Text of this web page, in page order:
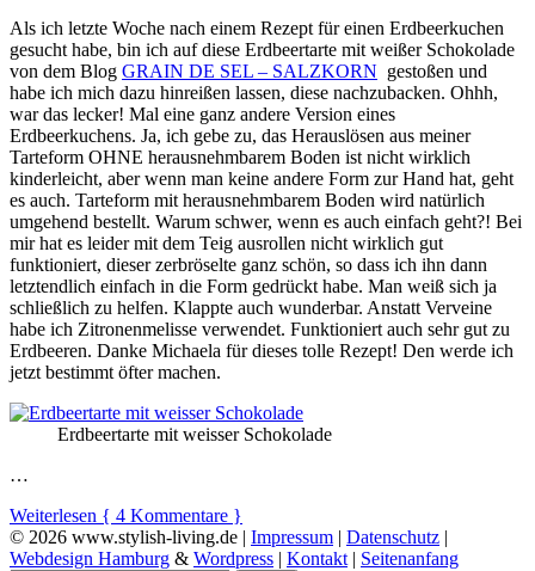
Als ich letzte Woche nach einem Rezept für einen Erdbeerkuchen
gesucht habe, bin ich auf diese Erdbeertarte mit weißer Schokolade
von dem Blog GRAIN DE SEL – SALZKORN gestoßen und
habe ich mich dazu hinreißen lassen, diese nachzubacken. Ohhh,
war das lecker! Mal eine ganz andere Version eines
Erdbeerkuchens. Ja, ich gebe zu, das Herauslösen aus meiner
Tarteform OHNE herausnehmbarem Boden ist nicht wirklich
kinderleicht, aber wenn man keine andere Form zur Hand hat, geht
es auch. Tarteform mit herausnehmbarem Boden wird natürlich
umgehend bestellt. Warum schwer, wenn es auch einfach geht?! Bei
mir hat es leider mit dem Teig ausrollen nicht wirklich gut
funktioniert, dieser zerbröselte ganz schön, so dass ich ihn dann
letztendlich einfach in die Form gedrückt habe. Man weiß sich ja
schließlich zu helfen. Klappte auch wunderbar. Anstatt Verveine
habe ich Zitronenmelisse verwendet. Funktioniert auch sehr gut zu
Erdbeeren. Danke Michaela für dieses tolle Rezept! Den werde ich
jetzt bestimmt öfter machen.
Erdbeertarte mit weisser Schokolade
…
Weiterlesen { 4 Kommentare }
© 2026 www.stylish-living.de | Impressum | Datenschutz |
Webdesign Hamburg & Wordpress | Kontakt | Seitenanfang